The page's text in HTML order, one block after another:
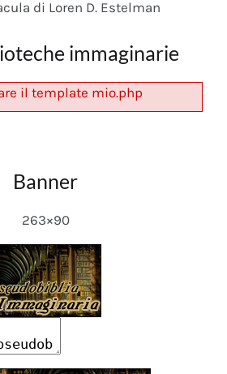
di Loren D. Estelman
immaginarie
il template mio.php
Banner
263×90